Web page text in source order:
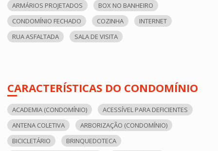
ARMÁRIOS PROJETADOS
BOX NO BANHEIRO
CONDOMÍNIO FECHADO
COZINHA
INTERNET
RUA ASFALTADA
SALA DE VISITA
CARACTERÍSTICAS DO CONDOMÍNIO
ACADEMIA (CONDOMÍNIO)
ACESSÍVEL PARA DEFICIENTES
ANTENA COLETIVA
ARBORIZAÇÃO (CONDOMÍNIO)
BICICLETÁRIO
BRINQUEDOTECA